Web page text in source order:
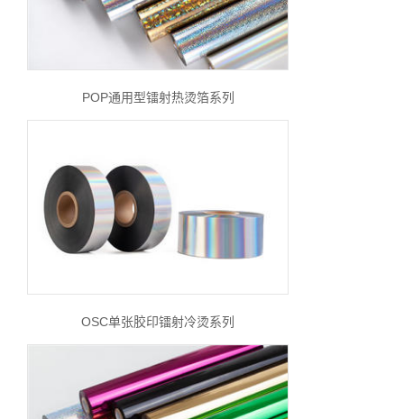
POP通用型镭射热烫箔系列
OSC单张胶印镭射冷烫系列